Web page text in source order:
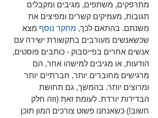
מתרפקים, משתפים, מגיבים ומקבלים
תגובות, מעמיקים קשרים ומפיצים את
משנתם. בהתאם לכך, מחקר נוסף מצא
שכשאנשים מעורבים בתקשורת ישירה עם
אנשים אחרים בפייסבוק - כותבים פוסטים,
הודעות, או מגיבים למישהו אחר, הם
מרגישים מחוברים יותר, חברתיים יותר
ומרוצים יותר. בהמשך, גם תחושת
הבדידות יורדת. לעומת זאת (וזה חלק
חשוב!) כשאנחנו פשוט צורכים המון תוכן